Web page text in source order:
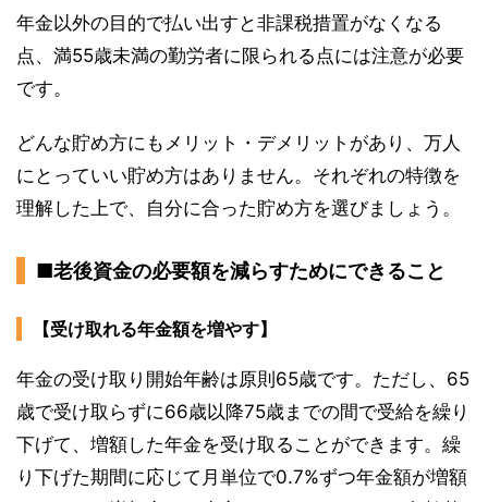
年金以外の目的で払い出すと非課税措置がなくなる
点、満55歳未満の勤労者に限られる点には注意が必要
です。
どんな貯め方にもメリット・デメリットがあり、万人
にとっていい貯め方はありません。それぞれの特徴を
理解した上で、自分に合った貯め方を選びましょう。
■老後資金の必要額を減らすためにできること
【受け取れる年金額を増やす】
年金の受け取り開始年齢は原則65歳です。ただし、65
歳で受け取らずに66歳以降75歳までの間で受給を繰り
下げて、増額した年金を受け取ることができます。繰
り下げた期間に応じて月単位で0.7%ずつ年金額が増額